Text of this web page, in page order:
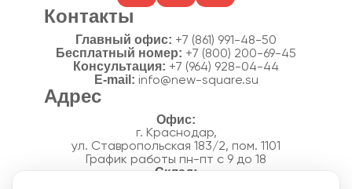
Контакты
Главный офис: +7 (861) 991-48-50
Бесплатный номер: +7 (800) 200-69-45
Консультация: +7 (964) 928-04-44
E-mail: info@new-square.su
Адрес
г. Краснодар,
ул. Ставропольская 183/2, пом. 1101
График работы пн-пт с 9 до 18